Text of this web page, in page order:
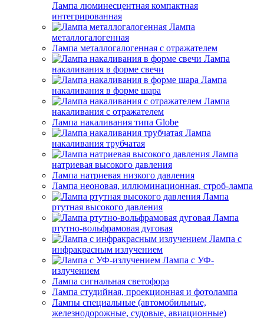
Лампа люминесцентная компактная
интегрированная
Лампа
металлогалогенная
Лампа металлогалогенная с отражателем
Лампа
накаливания в форме свечи
Лампа
накаливания в форме шара
Лампа
накаливания с отражателем
Лампа накаливания типа Globe
Лампа
накаливания трубчатая
Лампа
натриевая высокого давления
Лампа натриевая низкого давления
Лампа неоновая, иллюминационная, строб-лампа
Лампа
ртутная высокого давления
Лампа
ртутно-вольфрамовая дуговая
Лампа с
инфракрасным излучением
Лампа с УФ-
излучением
Лампа сигнальная светофора
Лампа студийная, проекционная и фотолампа
Лампы специальные (автомобильные,
железнодорожные, судовые, авиационные)